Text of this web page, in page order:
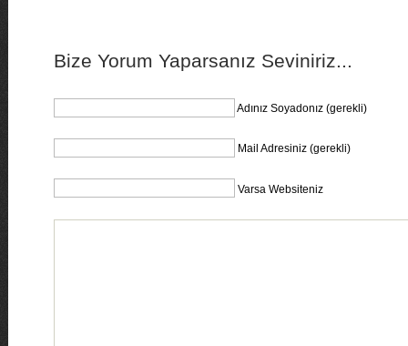
Bize Yorum Yaparsanız Seviniriz...
Adınız Soyadonız (gerekli)
Mail Adresiniz (gerekli)
Varsa Websiteniz